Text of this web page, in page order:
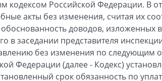
Российской Федерации. В
акты без изменения, считая их
доводов, изложенных
в заседании представителя
без изменения по следующим
Федерации (далее - Кодекс)
срок обязанность по